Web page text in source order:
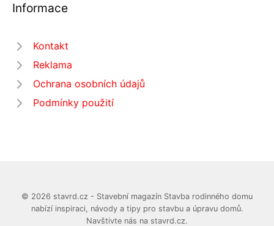
Informace
Kontakt
Reklama
Ochrana osobních údajů
Podmínky použití
© 2026 stavrd.cz - Stavební magazín Stavba rodinného domu
nabízí inspiraci, návody a tipy pro stavbu a úpravu domů.
Navštivte nás na stavrd.cz.